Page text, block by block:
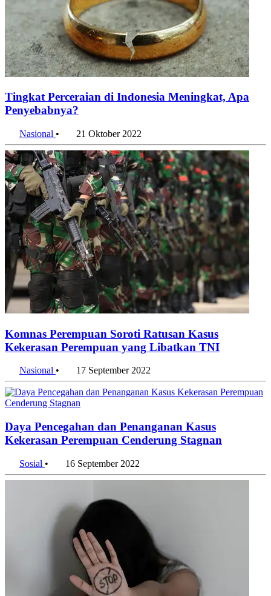
Tingkat Perceraian di Indonesia Meningkat, Apa
Penyebabnya?
Nasional • 21 Oktober 2022
Komnas Perempuan Soroti Ratusan Kasus
Kekerasan Perempuan yang Libatkan TNI
Nasional • 17 September 2022
Daya Pencegahan dan Penanganan Kasus
Kekerasan Perempuan Cenderung Stagnan
Sosial • 16 September 2022